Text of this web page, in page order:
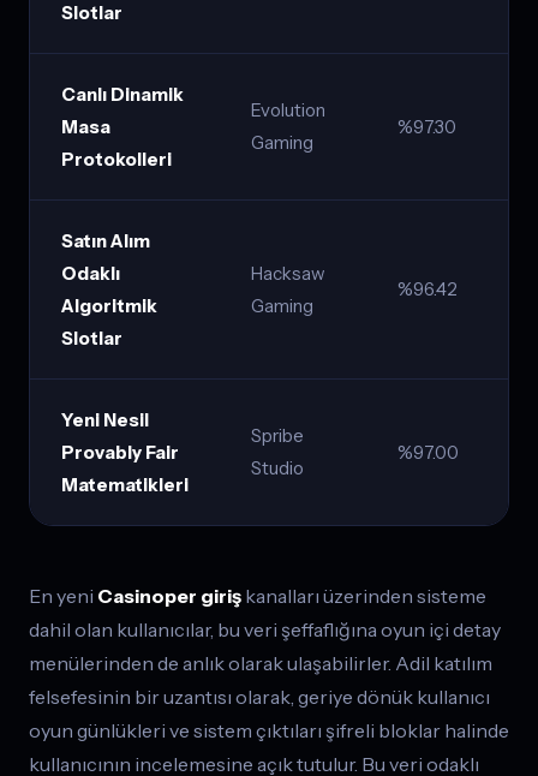
Slotlar
Canlı Dinamik
Masa
Protokolleri
Evolution
Gaming
%97.30
Satın Alım
Odaklı
Algoritmik
Slotlar
Hacksaw
Gaming
%96.42
Yeni Nesil
Provably Fair
Matematikleri
Spribe
Studio
%97.00
En yeni Casinoper giriş kanalları üzerinden sisteme
dahil olan kullanıcılar, bu veri şeffaflığına oyun içi detay
menülerinden de anlık olarak ulaşabilirler. Adil katılım
felsefesinin bir uzantısı olarak, geriye dönük kullanıcı
oyun günlükleri ve sistem çıktıları şifreli bloklar halinde
kullanıcının incelemesine açık tutulur. Bu veri odaklı